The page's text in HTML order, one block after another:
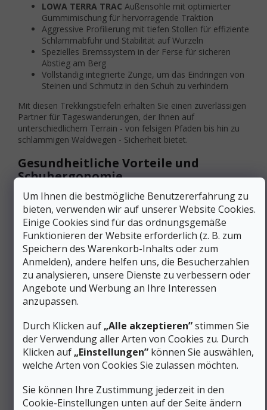
Um Ihnen die bestmögliche Benutzererfahrung zu
bieten, verwenden wir auf unserer Website Cookies.
Einige Cookies sind für das ordnungsgemäße
Funktionieren der Website erforderlich (z. B. zum
Speichern des Warenkorb-Inhalts oder zum
Anmelden), andere helfen uns, die Besucherzahlen
zu analysieren, unsere Dienste zu verbessern oder
Angebote und Werbung an Ihre Interessen
anzupassen.
Durch Klicken auf „Alle akzeptieren”stimmen Sie
der Verwendung aller Arten von Cookies zu. Durch
Klicken auf „Einstellungen” können Sie auswählen,
welche Arten von Cookies Sie zulassen möchten.
Sie können Ihre Zustimmung jederzeit in den
Cookie-Einstellungen unten auf der Seite ändern
LOWA TERRA TRAC Außensohle mit optimierter
Gummimischung für hervorragende Traktion
Aggressive Profilierung mit tiefen Stollen für effiziente
Schlammabfuhr und Stabilität auf Wurzeln
Spezielles Bremssystem in der Ferse für sicheren
Abstieg am Berg
Vollständig integrierte Zunge, um das Eindringen von
Steinen und Schmutz in den Schuh zu verhindern
Mit diesen Trekkingstiefeln erhalten Sie einen zuverlässigen
Partner für Tageswanderungen, der Ihnen auf
unterschiedlichem Terrain - von felsigen Pfaden bis hin zu
schlammigen Waldwegen - Sicherheit bietet.
Gesundheitliche Vorteile und
Schuhergonomie
Die Lowa Innovo GTX-Trekkingschuhewurden unter
Berücksichtigung der biomechanischen Aspekte des
weiblichen Gangs entwickelt. Sie fördern die natürliche
Druckverteilung durch eine anatomisch geformte Ferse und
ein optimiertes Volumen. DasSupport Frame System in
der Zwischensohle bietet strukturelle Unterstützung, um
Ermüdung auf langen Wanderungen vorzubeugen.
Ergonomische Konstruktion für einen
gesunden Gang
Flexible Schuhkonstruktion zur Förderung der
natürlichen Fußbewegung
10,1 mm Sprengung für eine effiziente
Energieübertragung beim Gehen
Speziell auf die weibliche Anatomie abgestimmte
verringern
Minimaler Einlaufbedarf durch flexible Konstruktion